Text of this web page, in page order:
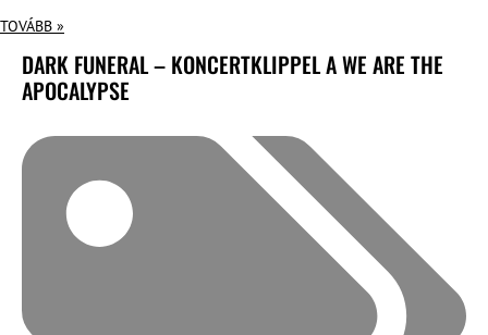
TOVÁBB »
DARK FUNERAL – KONCERTKLIPPEL A WE ARE THE
APOCALYPSE